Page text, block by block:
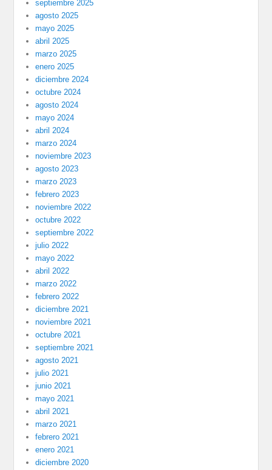
septiembre 2025
agosto 2025
mayo 2025
abril 2025
marzo 2025
enero 2025
diciembre 2024
octubre 2024
agosto 2024
mayo 2024
abril 2024
marzo 2024
noviembre 2023
agosto 2023
marzo 2023
febrero 2023
noviembre 2022
octubre 2022
septiembre 2022
julio 2022
mayo 2022
abril 2022
marzo 2022
febrero 2022
diciembre 2021
noviembre 2021
octubre 2021
septiembre 2021
agosto 2021
julio 2021
junio 2021
mayo 2021
abril 2021
marzo 2021
febrero 2021
enero 2021
diciembre 2020